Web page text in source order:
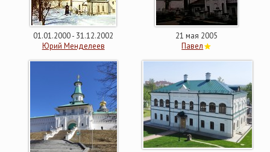
01.01.2000 - 31.12.2002
Юрий Менделеев
21 мая 2005
Павел